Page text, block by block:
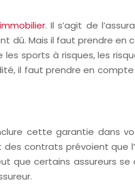
. Il s’agit de
dû. Mais il faut prendre en
sports à risques, les
il faut prendre en
cette garantie dans
contrats prévoient que
que certains assureurs